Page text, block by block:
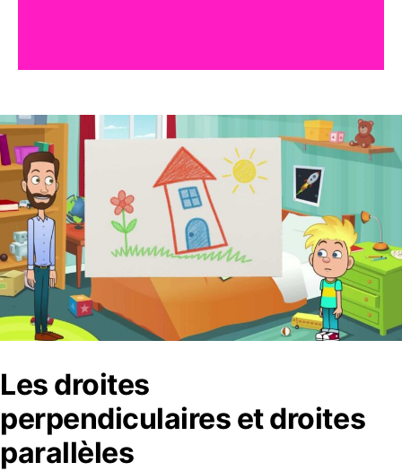
Les droites
perpendiculaires et droites
parallèles